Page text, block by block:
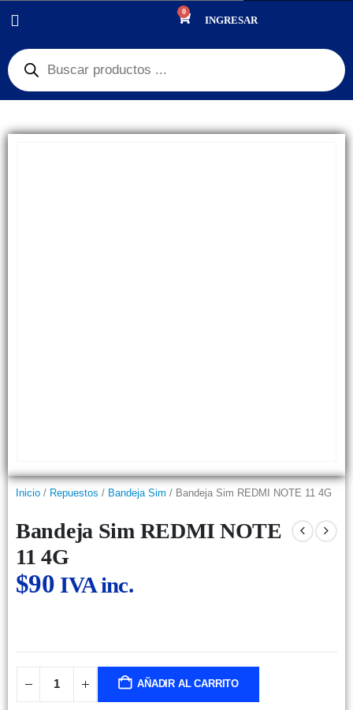
0
INGRESAR
BANDEJA SIM
Inicio / Repuestos / Bandeja Sim / Bandeja Sim REDMI NOTE 11 4G
Bandeja Sim REDMI NOTE
11 4G
$90 IVA inc.
AÑADIR AL CARRITO